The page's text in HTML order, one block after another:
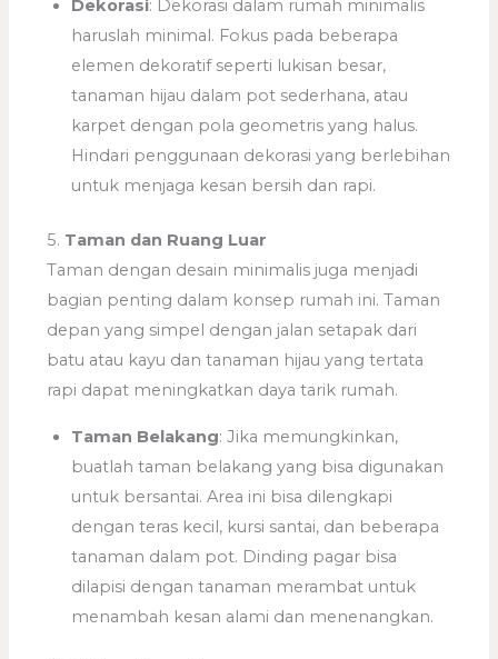
Dekorasi: Dekorasi dalam rumah minimalis
haruslah minimal. Fokus pada beberapa
elemen dekoratif seperti lukisan besar,
tanaman hijau dalam pot sederhana, atau
karpet dengan pola geometris yang halus.
Hindari penggunaan dekorasi yang berlebihan
untuk menjaga kesan bersih dan rapi.
5. Taman dan Ruang Luar
Taman dengan desain minimalis juga menjadi
bagian penting dalam konsep rumah ini. Taman
depan yang simpel dengan jalan setapak dari
batu atau kayu dan tanaman hijau yang tertata
rapi dapat meningkatkan daya tarik rumah.
Taman Belakang: Jika memungkinkan,
buatlah taman belakang yang bisa digunakan
untuk bersantai. Area ini bisa dilengkapi
dengan teras kecil, kursi santai, dan beberapa
tanaman dalam pot. Dinding pagar bisa
dilapisi dengan tanaman merambat untuk
menambah kesan alami dan menenangkan.